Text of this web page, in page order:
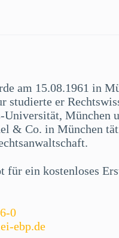
am 15.08.1961 in
studierte er
München
& Co. in München
für ein kostenloses
0
ebp.de